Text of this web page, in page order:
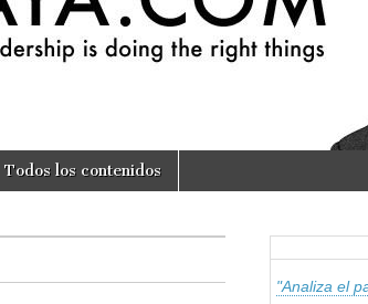
Todos los contenidos
"Analiza el